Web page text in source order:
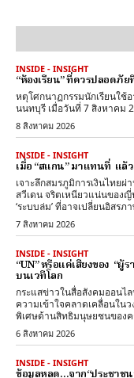
INSIDE - INSIGHT
“ห้องเรียน” ที่ควรปลอด
หตุโศกนาฏกรรมนักเรียนใช้
8 สิงหาคม 2026
INSIDE - INSIGHT
เมื่อ “สแกน” มาแทนที่ แล้
เจาะลึกสมรภูมิการเงินไทยผ่
สวีเดน จริตเหนียวแน่นของญี่
‘ระบบล่ม’ ที่อาจเปลี่ยนอิสร
7 สิงหาคม 2026
INSIDE - INSIGHT
“UN” หรือแค่เสียงของ “
บนเวทีโลก
กระแสข่าวในสื่อสังคมออนไ
ความเข้าใจคลาดเคลื่อนใน
พิเศษด้านสิทธิมนุษยชนของ
6 สิงหาคม 2026
INSIDE - INSIGHT
ข้อมูลหลุด…จาก“ประชาชน